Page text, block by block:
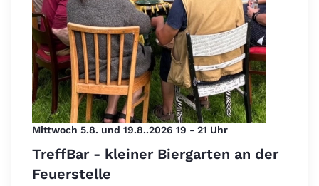
Mittwoch 5.8. und 19.8..2026 19 - 21 Uhr
TreffBar - kleiner Biergarten an der
Feuerstelle